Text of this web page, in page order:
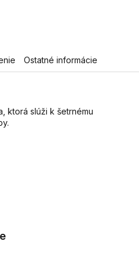
Ostatné informácie
ktorá slúži k šetrnému